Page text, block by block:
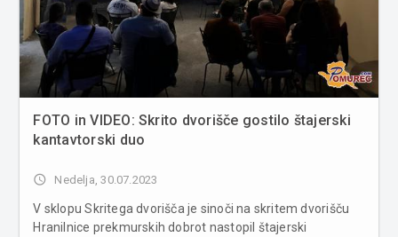
FOTO in VIDEO: Skrito dvorišče gostilo štajerski
kantavtorski duo
access_time Nedelja, 30.07.2023
V sklopu Skritega dvorišča je sinoči na skritem dvorišču
Hranilnice prekmurskih dobrot nastopil štajerski